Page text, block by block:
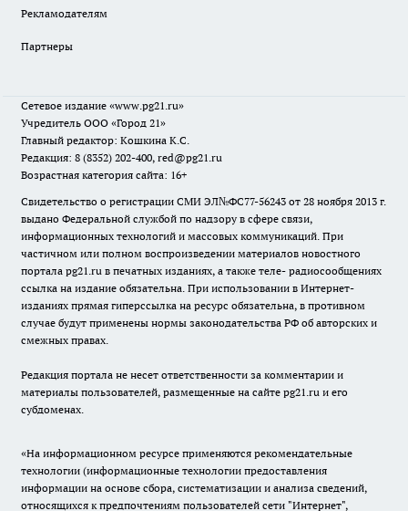
Рекламодателям
Партнеры
Сетевое издание «www.pg21.ru»
Учредитель ООО «Город 21»
Главный редактор: Кошкина К.С.
Редакция: 8 (8352) 202-400, red@pg21.ru
Возрастная категория сайта: 16+
Свидетельство о регистрации СМИ ЭЛ№ФС77-56243 от 28 ноября 2013 г.
выдано Федеральной службой по надзору в сфере связи,
информационных технологий и массовых коммуникаций. При
частичном или полном воспроизведении материалов новостного
портала pg21.ru в печатных изданиях, а также теле- радиосообщениях
ссылка на издание обязательна. При использовании в Интернет-
изданиях прямая гиперссылка на ресурс обязательна, в противном
случае будут применены нормы законодательства РФ об авторских и
смежных правах.
Редакция портала не несет ответственности за комментарии и
материалы пользователей, размещенные на сайте pg21.ru и его
субдоменах.
«На информационном ресурсе применяются рекомендательные
технологии (информационные технологии предоставления
информации на основе сбора, систематизации и анализа сведений,
относящихся к предпочтениям пользователей сети "Интернет",